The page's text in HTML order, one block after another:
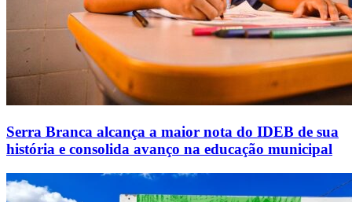
Serra Branca alcança a maior nota do IDEB de sua
história e consolida avanço na educação municipal